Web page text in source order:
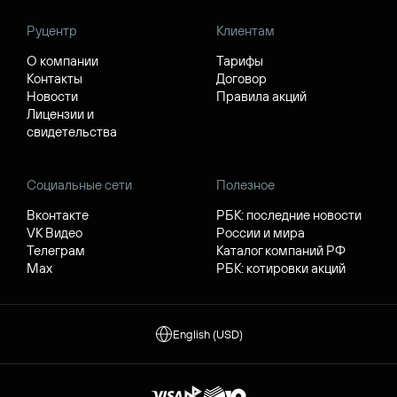
Руцентр
О компании
Контакты
Новости
Лицензии и
свидетельства
Клиентам
Тарифы
Договор
Правила акций
Социальные сети
Вконтакте
VK Видео
Телеграм
Max
Полезное
РБК: последние новости
России и мира
Каталог компаний РФ
РБК: котировки акций
English (USD)